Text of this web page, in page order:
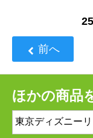
前へ
ほかの商品